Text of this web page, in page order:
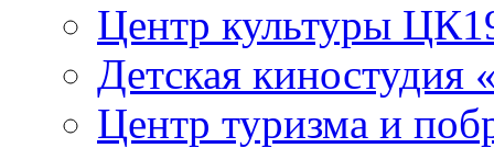
Центр культуры
Детская киностудия
Центр туризма и